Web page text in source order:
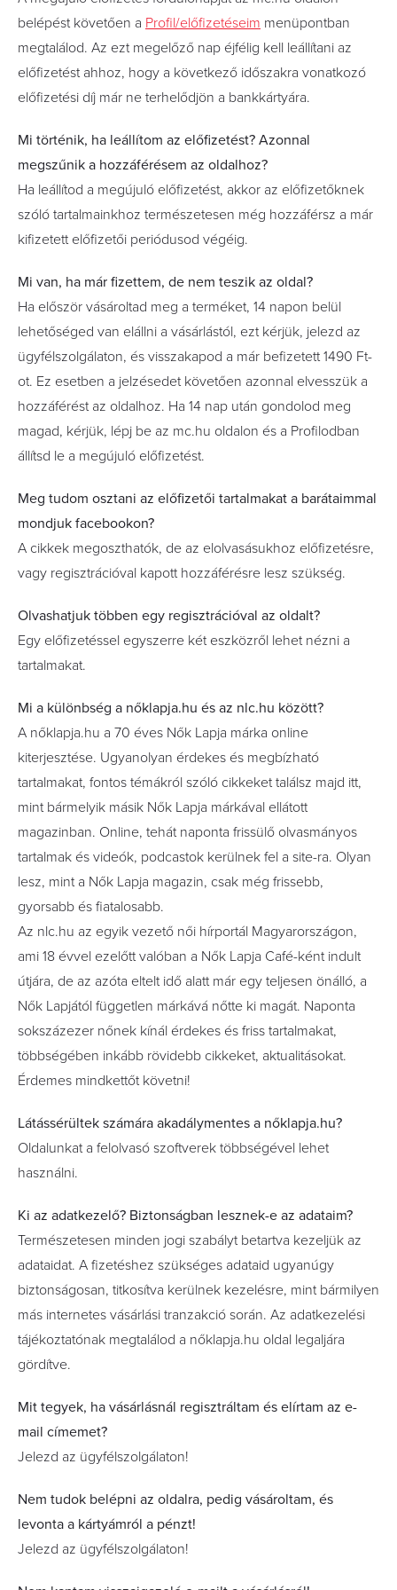
belépést követően a Profil/előfizetéseim menüpontban
megtalálod. Az ezt megelőző nap éjfélig kell leállítani az
előfizetést ahhoz, hogy a következő időszakra vonatkozó
előfizetési díj már ne terhelődjön a bankkártyára.
Mi történik, ha leállítom az előfizetést? Azonnal
megszűnik a hozzáférésem az oldalhoz?
Ha leállítod a megújuló előfizetést, akkor az előfizetőknek
szóló tartalmainkhoz természetesen még hozzáférsz a már
kifizetett előfizetői periódusod végéig.
Mi van, ha már fizettem, de nem teszik az oldal?
Ha először vásároltad meg a terméket, 14 napon belül
lehetőséged van elállni a vásárlástól, ezt kérjük, jelezd az
ügyfélszolgálaton, és visszakapod a már befizetett 1490 Ft-
ot. Ez esetben a jelzésedet követően azonnal elvesszük a
hozzáférést az oldalhoz. Ha 14 nap után gondolod meg
magad, kérjük, lépj be az mc.hu oldalon és a Profilodban
állítsd le a megújuló előfizetést.
Meg tudom osztani az előfizetői tartalmakat a barátaimmal
mondjuk facebookon?
A cikkek megoszthatók, de az elolvasásukhoz előfizetésre,
vagy regisztrációval kapott hozzáférésre lesz szükség.
Olvashatjuk többen egy regisztrációval az oldalt?
Egy előfizetéssel egyszerre két eszközről lehet nézni a
tartalmakat.
Mi a különbség a nőklapja.hu és az nlc.hu között?
A nőklapja.hu a 70 éves Nők Lapja márka online
kiterjesztése. Ugyanolyan érdekes és megbízható
tartalmakat, fontos témákról szóló cikkeket találsz majd itt,
mint bármelyik másik Nők Lapja márkával ellátott
magazinban. Online, tehát naponta frissülő olvasmányos
tartalmak és videók, podcastok kerülnek fel a site-ra. Olyan
lesz, mint a Nők Lapja magazin, csak még frissebb,
gyorsabb és fiatalosabb.
Az nlc.hu az egyik vezető női hírportál Magyarországon,
ami 18 évvel ezelőtt valóban a Nők Lapja Café-ként indult
útjára, de az azóta eltelt idő alatt már egy teljesen önálló, a
Nők Lapjától független márkává nőtte ki magát. Naponta
sokszázezer nőnek kínál érdekes és friss tartalmakat,
többségében inkább rövidebb cikkeket, aktualitásokat.
Érdemes mindkettőt követni!
Látássérültek számára akadálymentes a nőklapja.hu?
Oldalunkat a felolvasó szoftverek többségével lehet
használni.
Ki az adatkezelő? Biztonságban lesznek-e az adataim?
Természetesen minden jogi szabályt betartva kezeljük az
adataidat. A fizetéshez szükséges adataid ugyanúgy
biztonságosan, titkosítva kerülnek kezelésre, mint bármilyen
más internetes vásárlási tranzakció során. Az adatkezelési
tájékoztatónak megtalálod a nőklapja.hu oldal legaljára
gördítve.
Mit tegyek, ha vásárlásnál regisztráltam és elírtam az e-
mail címemet?
Jelezd az ügyfélszolgálaton!
Nem tudok belépni az oldalra, pedig vásároltam, és
levonta a kártyámról a pénzt!
Jelezd az ügyfélszolgálaton!